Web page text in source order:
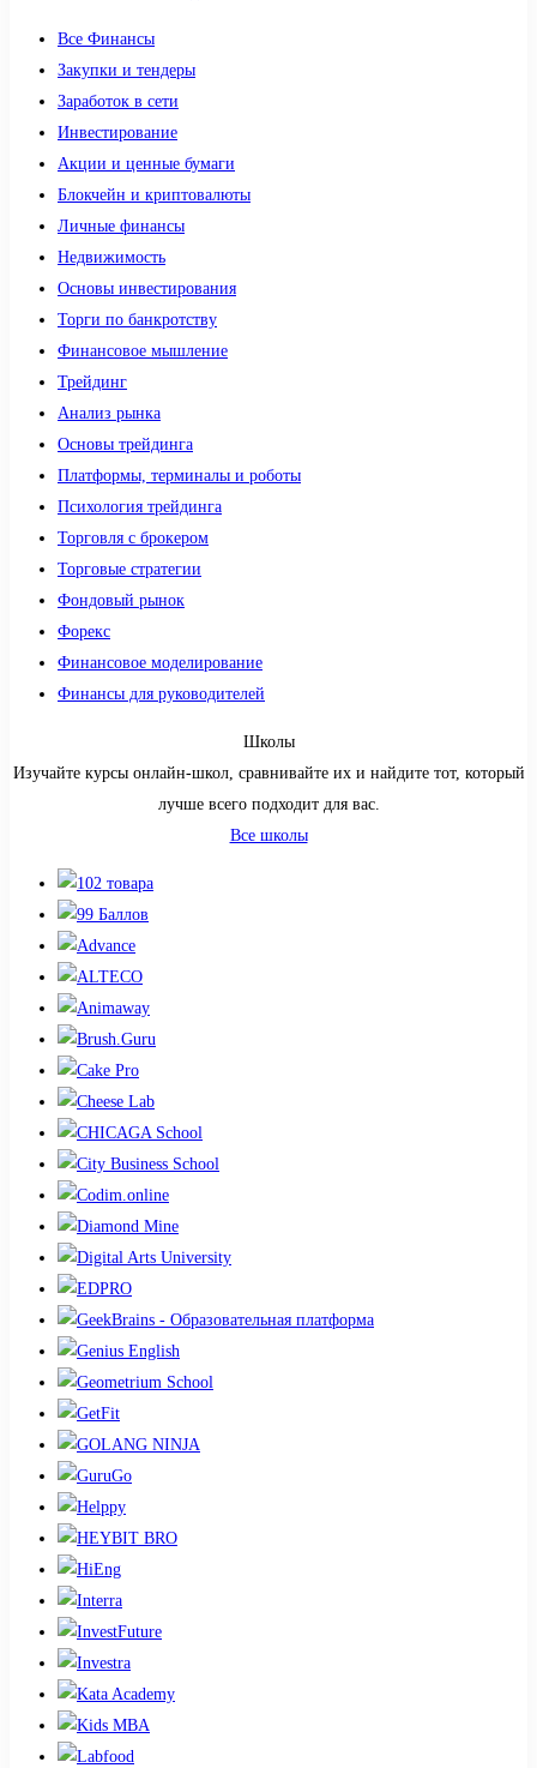
Все Финансы
Закупки и тендеры
Заработок в сети
Инвестирование
Акции и ценные бумаги
Блокчейн и криптовалюты
Личные финансы
Недвижимость
Основы инвестирования
Торги по банкротству
Финансовое мышление
Трейдинг
Анализ рынка
Основы трейдинга
Платформы, терминалы и роботы
Психология трейдинга
Торговля с брокером
Торговые стратегии
Фондовый рынок
Форекс
Финансовое моделирование
Финансы для руководителей
Школы
Изучайте курсы онлайн-школ, сравнивайте их и найдите тот, который
лучше всего подходит для вас.
Все школы